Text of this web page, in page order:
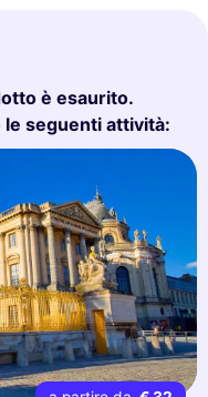
è esaurito.
le seguenti attività: